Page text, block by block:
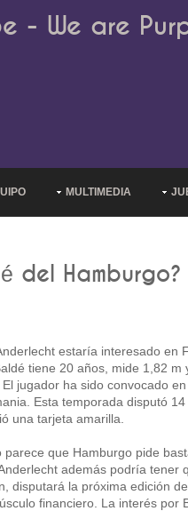
- We are
MULTIMEDIA
del Hamburgo?
estaría interesado en
tiene 20 años, mide 1,82 m
jugador ha sido convocado
Esta temporada disputó
una tarjeta amarilla.
que Hamburgo pide
además podría tener
disputará la próxima edición
financiero. La interés por